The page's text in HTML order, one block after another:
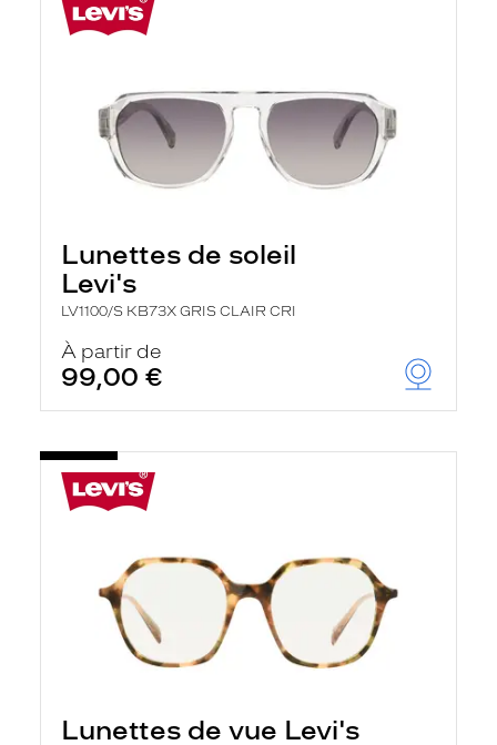
Lunettes de soleil
Levi's
LV1100/S KB73X GRIS CLAIR CRI
À partir de
99,00 €
Lunettes de vue Levi's